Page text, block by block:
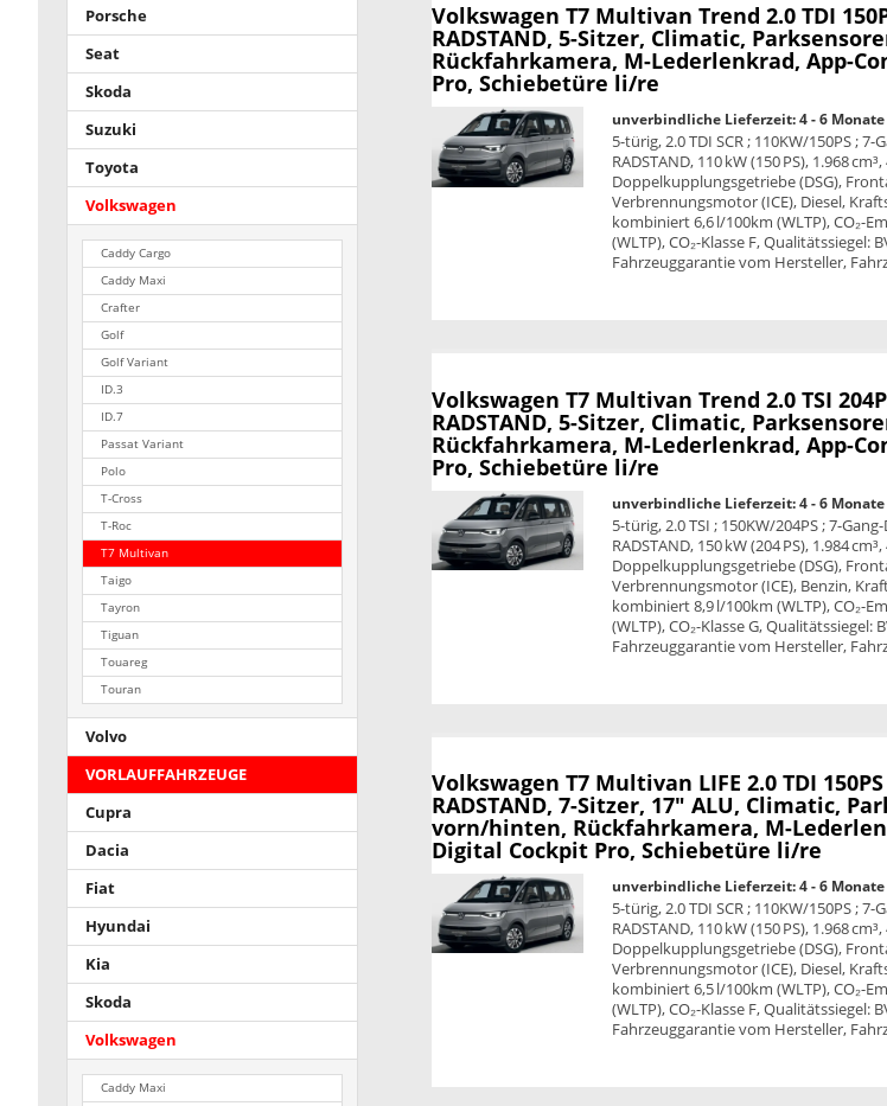
Volkswagen T7 Multivan Trend 2.0 TDI
RADSTAND, 5-Sitzer, Climatic,
Rückfahrkamera, M-Lederlenkrad, App-
Pro, Schiebetüre li/re
unverbindliche Lieferzeit: 4 - 6 Monate
5-türig, 2.0 TDI SCR ; 110KW/150PS ; 7-
RADSTAND, 110 kW (150 PS), 1.968
Doppelkupplungsgetriebe (DSG),
Verbrennungsmotor (ICE), Diesel,
kombiniert 6,6 l/100km (WLTP), CO₂-
(WLTP), CO₂-Klasse F, Qualitätssiegel:
Fahrzeuggarantie vom Hersteller,
Volkswagen T7 Multivan Trend 2.0 TSI
RADSTAND, 5-Sitzer, Climatic,
Rückfahrkamera, M-Lederlenkrad, App-
Pro, Schiebetüre li/re
unverbindliche Lieferzeit: 4 - 6 Monate
5-türig, 2.0 TSI ; 150KW/204PS ; 7-Gang-
RADSTAND, 150 kW (204 PS), 1.984
Doppelkupplungsgetriebe (DSG),
Verbrennungsmotor (ICE), Benzin,
kombiniert 8,9 l/100km (WLTP), CO₂-
(WLTP), CO₂-Klasse G, Qualitätssiegel:
Fahrzeuggarantie vom Hersteller,
Volkswagen T7 Multivan LIFE 2.0 TDI
RADSTAND, 7-Sitzer, 17" ALU, Climatic,
vorn/hinten, Rückfahrkamera, M-
Digital Cockpit Pro, Schiebetüre li/re
unverbindliche Lieferzeit: 4 - 6 Monate
5-türig, 2.0 TDI SCR ; 110KW/150PS ; 7-
RADSTAND, 110 kW (150 PS), 1.968
Doppelkupplungsgetriebe (DSG),
Verbrennungsmotor (ICE), Diesel,
kombiniert 6,5 l/100km (WLTP), CO₂-
(WLTP), CO₂-Klasse F, Qualitätssiegel:
Fahrzeuggarantie vom Hersteller,
Porsche
Seat
Skoda
Suzuki
Toyota
Volkswagen
Caddy Cargo
Caddy Maxi
Crafter
Golf
Golf Variant
ID.3
ID.7
Passat Variant
Polo
T-Cross
T-Roc
T7 Multivan
Taigo
Tayron
Tiguan
Touareg
Touran
Volvo
VORLAUFFAHRZEUGE
Cupra
Dacia
Fiat
Hyundai
Kia
Skoda
Volkswagen
Caddy Maxi